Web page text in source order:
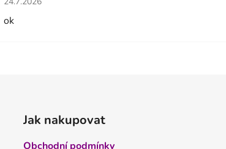
ok
Jak nakupovat
Obchodní podmínky